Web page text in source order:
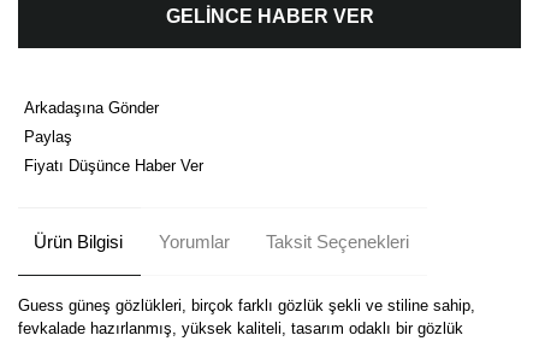
GELİNCE HABER VER
Arkadaşına Gönder
Paylaş
Fiyatı Düşünce Haber Ver
Ürün Bilgisi Yorumlar Taksit Seçenekleri
Guess güneş gözlükleri, birçok farklı gözlük şekli ve stiline sahip,
fevkalade hazırlanmış, yüksek kaliteli, tasarım odaklı bir gözlük